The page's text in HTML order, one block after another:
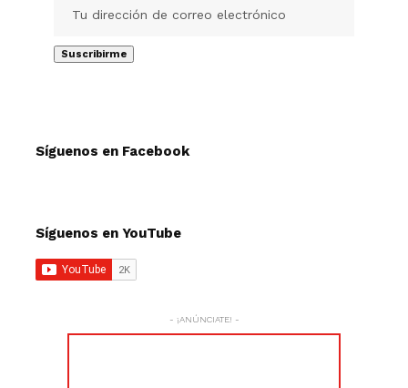
Síguenos en Facebook
Síguenos en YouTube
- ¡ANÚNCIATE! -